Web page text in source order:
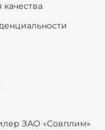
ЗАО «Совплим»